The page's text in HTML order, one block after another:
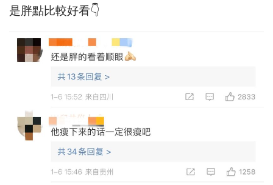
是胖點比較好看👇